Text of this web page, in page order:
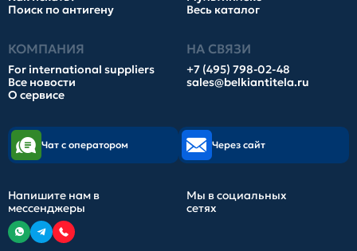
Поиск по антигену
Весь каталог
КОМПАНИЯ
For international suppliers
Все новости
О сервисе
НА СВЯЗИ
+7 (495) 798-02-48
sales@belkiantitela.ru
Чат с оператором Через сайт
Напишите нам в
мессенджеры
Мы в социальных
сетях